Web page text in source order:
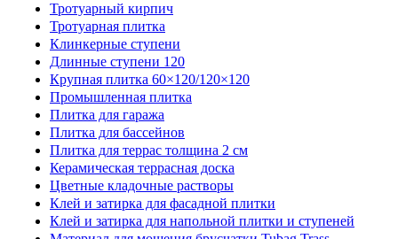
Тротуарный кирпич
Тротуарная плитка
Клинкерные ступени
Длинные ступени 120
Крупная плитка 60×120/120×120
Промышленная плитка
Плитка для гаража
Плитка для бассейнов
Плитка для террас толщина 2 см
Керамическая террасная доска
Цветные кладочные растворы
Клей и затирка для фасадной плитки
Клей и затирка для напольной плитки и ступеней